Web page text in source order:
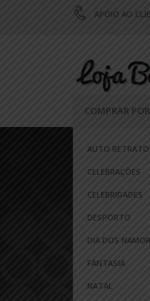
APOIO AO
COMPRAR
AUTO
CELEBRAÇÕES
CELEBRIDADES
DESPORTO
DIA DOS
FANTASIA
NATAL